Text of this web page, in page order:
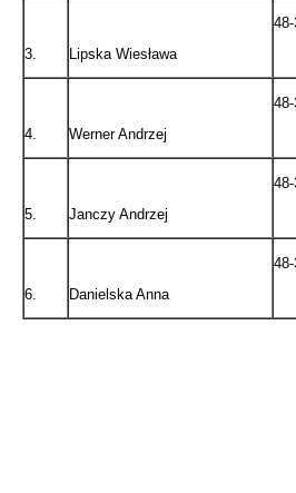
3. Lipska Wiesława
4. Werner Andrzej
5. Janczy Andrzej
6. Danielska Anna